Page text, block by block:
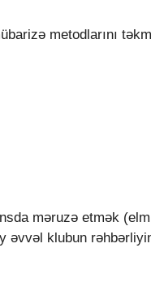
metodlarını
məruzə etmək
əvvəl klubun